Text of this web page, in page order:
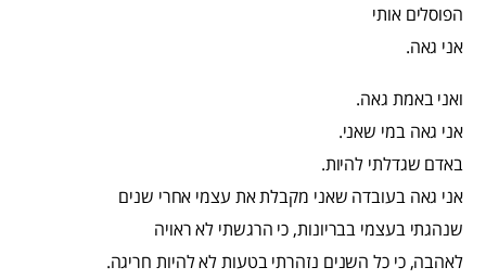
הפוסלים אותי
אני גאה.
ואני באמת גאה.
אני גאה במי שאני.
באדם שגדלתי להיות.
אני גאה בעובדה שאני מקבלת את עצמי אחרי שנים
שנהגתי בעצמי בבריונות, כי הרגשתי לא ראויה
לאהבה, כי כל השנים נזהרתי בטעות לא להיות חריגה.